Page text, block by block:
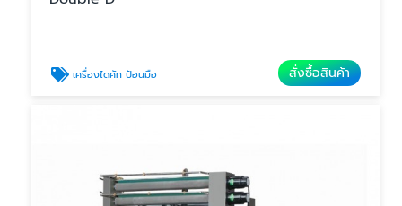
เครื่องไดคัท ป้อนมือ สั่งซื้อสินค้า